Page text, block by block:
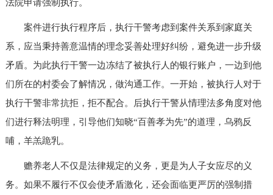
法院申请强制执行。
案件进行执行程序后，执行干警考虑到案件关系到家庭关
系，应当秉持善意温情的理念妥善处理好纠纷，避免进一步升级
矛盾。为此执行干警一边冻结了被执行人的银行账户，一边到他
们所在的村委会了解情况，做沟通工作。一开始，被执行人对于
执行干警非常抗拒，拒不配合。后执行干警从情理法多角度对他
们进行释法明理，引导他们知晓“百善孝为先”的道理，乌鸦反
哺，羊羔跪乳。
赡养老人不仅是法律规定的义务，更是为人子女应尽的义
务。如果不履行不仅会使矛盾激化，还会面临更严厉的强制措